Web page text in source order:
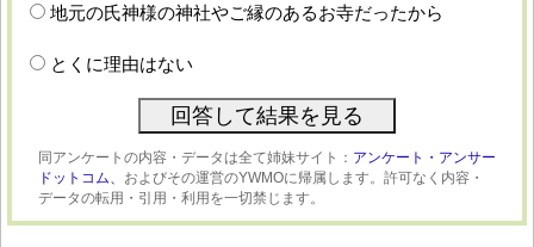
地元の氏神様の神社やご縁のあるお寺だったから
とくに理由はない
同アンケートの内容・データは全て姉妹サイト： アンケート・アンサー
ドットコム、 およびその運営のYWMOに帰属します。許可なく内容・
データの転用・引用・利用を一切禁じます。